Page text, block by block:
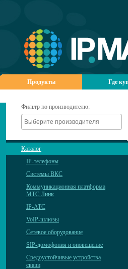
Продукты Где
Фильтр по производителю:
Каталог
IP-телефоны
Системы ВКС
Коммуникационная платформа
МТС Линк
IP-АТС
VoIP-шлюзы
Сетевое оборудование
SIP-домофония и оповещение
Средоустойчивые устройства
связи